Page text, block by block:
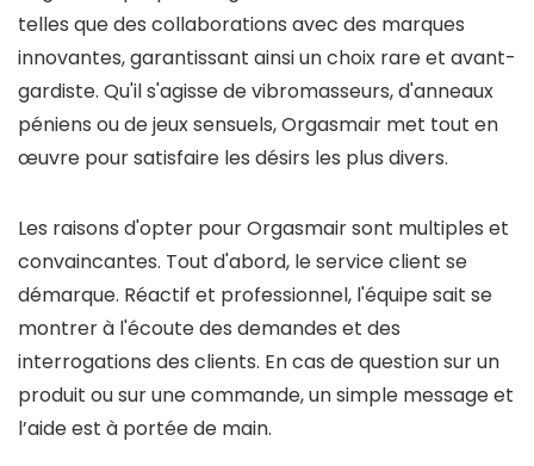
telles que des collaborations avec des marques
innovantes, garantissant ainsi un choix rare et avant-
gardiste. Qu'il s'agisse de vibromasseurs, d'anneaux
péniens ou de jeux sensuels, Orgasmair met tout en
œuvre pour satisfaire les désirs les plus divers.
Les raisons d'opter pour Orgasmair sont multiples et
convaincantes. Tout d'abord, le service client se
démarque. Réactif et professionnel, l'équipe sait se
montrer à l'écoute des demandes et des
interrogations des clients. En cas de question sur un
produit ou sur une commande, un simple message et
l’aide est à portée de main.